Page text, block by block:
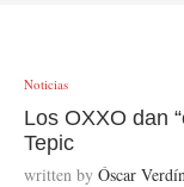
Noticias
Los OXXO dan
Tepic
written by Óscar